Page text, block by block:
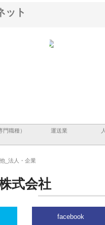
ット
門職種） 運送業
_法人・企業
式会社
facebook